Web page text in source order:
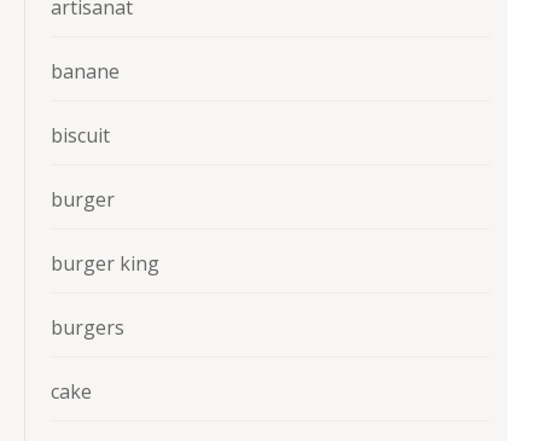
artisanat
banane
biscuit
burger
burger king
burgers
cake